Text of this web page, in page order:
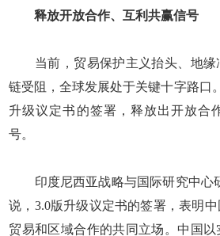
释放开放合作、互利共赢信号
当前，贸易保护主义抬头、地缘
链受阻，全球发展处于关键十字路口
升级议定书的签署，释放出开放合
号。
印度尼西亚战略与国际研究中心
说，3.0版升级议定书的签署，表明
贸易和区域合作的共同立场。中国